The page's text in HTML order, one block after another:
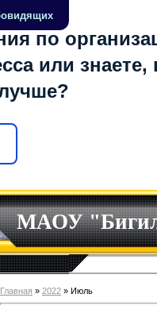
по
или знаете,
МАОУ
Главная » 2022 » Июль